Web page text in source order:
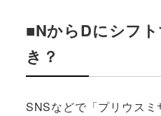
■NからDにシフ
き？
SNSなどで「プリウス